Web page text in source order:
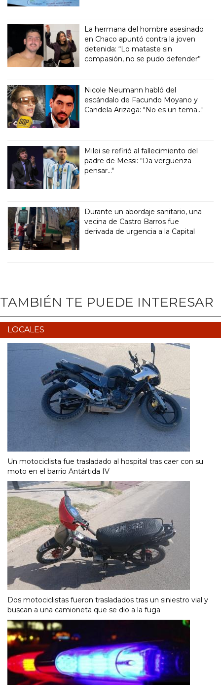
La hermana del hombre asesinado
en Chaco apuntó contra la joven
detenida: “Lo mataste sin
compasión, no se pudo defender”
Nicole Neumann habló del
escándalo de Facundo Moyano y
Candela Arizaga: "No es un tema..."
Milei se refirió al fallecimiento del
padre de Messi: “Da vergüenza
pensar..."
Durante un abordaje sanitario, una
vecina de Castro Barros fue
derivada de urgencia a la Capital
TAMBIÉN TE PUEDE INTERESAR
LOCALES
Un motociclista fue trasladado al hospital tras caer con su
moto en el barrio Antártida IV
Dos motociclistas fueron trasladados tras un siniestro vial y
buscan a una camioneta que se dio a la fuga